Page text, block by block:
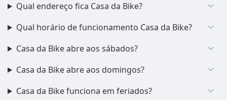
Qual endereço fica Casa da Bike?
Qual horário de funcionamento Casa da Bike?
Casa da Bike abre aos sábados?
Casa da Bike abre aos domingos?
Casa da Bike funciona em feriados?